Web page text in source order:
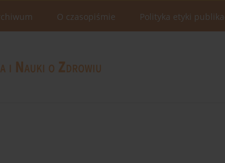
O czasopiśmie Polityka etyki